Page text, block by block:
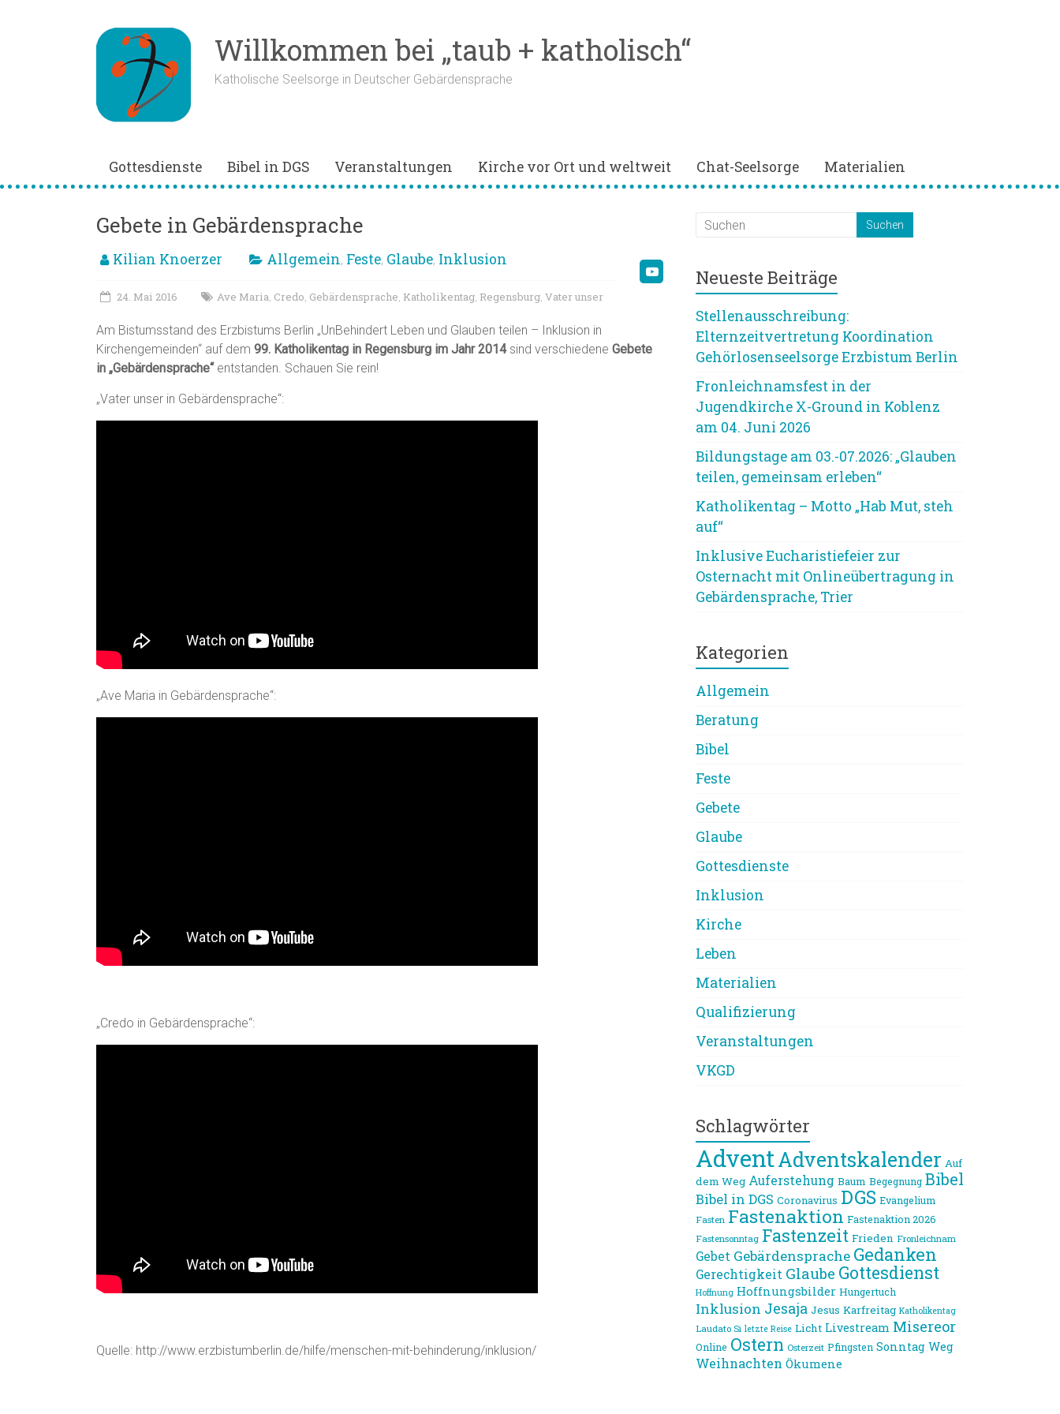
Willkommen bei „taub + katholisch“
Katholische Seelsorge in Deutscher Gebärdensprache
Gottesdienste Bibel in DGS Veranstaltungen Kirche vor Ort und weltweit Chat-Seelsorge Materialien
Gebete in Gebärdensprache
Kilian Knoerzer Allgemein, Feste, Glaube, Inklusion
24. Mai 2016 Ave Maria, Credo, Gebärdensprache, Katholikentag, Regensburg, Vater unser
Am Bistumsstand des Erzbistums Berlin „UnBehindert Leben und Glauben teilen – Inklusion in
Kirchengemeinden“ auf dem 99. Katholikentag in Regensburg im Jahr 2014 sind verschiedene Gebete
in „Gebärdensprache“ entstanden. Schauen Sie rein!
„Vater unser in Gebärdensprache“:
„Ave Maria in Gebärdensprache“:
„Credo in Gebärdensprache“:
Quelle: http://www.erzbistumberlin.de/hilfe/menschen-mit-behinderung/inklusion/
Neueste Beiträge
Stellenausschreibung:
Elternzeitvertretung Koordination
Gehörlosenseelsorge Erzbistum Berlin
Fronleichnamsfest in der
Jugendkirche X-Ground in Koblenz
am 04. Juni 2026
Bildungstage am 03.-07.2026: „Glauben
teilen, gemeinsam erleben“
Katholikentag – Motto „Hab Mut, steh
auf“
Inklusive Eucharistiefeier zur
Osternacht mit Onlineübertragung in
Gebärdensprache, Trier
Kategorien
Allgemein
Beratung
Bibel
Feste
Gebete
Glaube
Gottesdienste
Inklusion
Kirche
Leben
Materialien
Qualifizierung
Veranstaltungen
VKGD
Schlagwörter
AdventAdventskalender Auf
dem Weg Auferstehung Baum Begegnung Bibel
Bibel in DGS Coronavirus DGS Evangelium
Fasten Fastenaktion Fastenaktion 2026
Fastensonntag Fastenzeit Frieden Fronleichnam
Gebet Gebärdensprache Gedanken
Gerechtigkeit Glaube Gottesdienst
Hoffnung Hoffnungsbilder Hungertuch
Inklusion Jesaja Jesus Karfreitag Katholikentag
Laudato Si letzte Reise Licht Livestream Misereor
Online Ostern Osterzeit Pfingsten Sonntag Weg
Weihnachten Ökumene